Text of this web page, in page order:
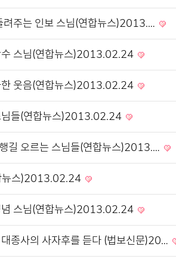
려주는 인보 스님(연합뉴스)2013.…
수 스님(연합뉴스)2013.02.24
한 웃음(연합뉴스)2013.02.24
님들(연합뉴스)2013.02.24
길 오르는 스님들(연합뉴스)2013.…
뉴스)2013.02.24
념 스님(연합뉴스)2013.02.24
종사의 사자후를 듣다 (법보신문)20…